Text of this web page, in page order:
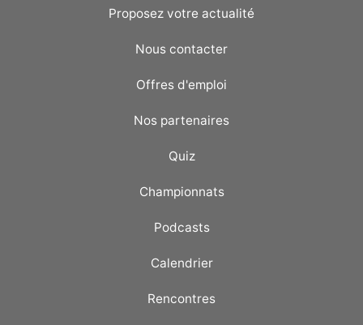
Proposez votre actualité
Nous contacter
Offres d'emploi
Nos partenaires
Quiz
Championnats
Podcasts
Calendrier
Rencontres